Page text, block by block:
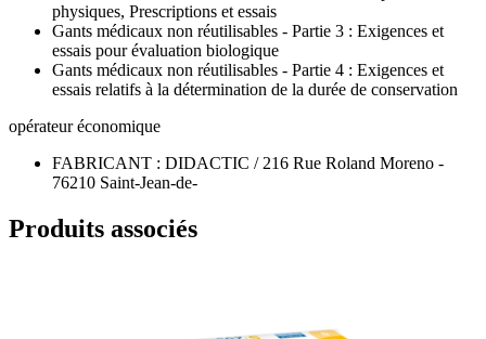
physiques, Prescriptions et essais
Gants médicaux non réutilisables - Partie 3 : Exigences et
essais pour évaluation biologique
Gants médicaux non réutilisables - Partie 4 : Exigences et
essais relatifs à la détermination de la durée de conservation
opérateur économique
FABRICANT : DIDACTIC / 216 Rue Roland Moreno -
76210 Saint-Jean-de-
Produits associés